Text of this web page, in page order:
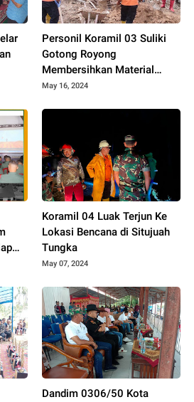
Personil Koramil 03 Suliki
Gotong Royong
Membersihkan Material
Longsor Yang Menimpa
May 16, 2024
Koramil 04 Luak Terjun Ke
Lokasi Bencana di Situjuah
Tungka
May 07, 2024
Dandim 0306/50 Kota